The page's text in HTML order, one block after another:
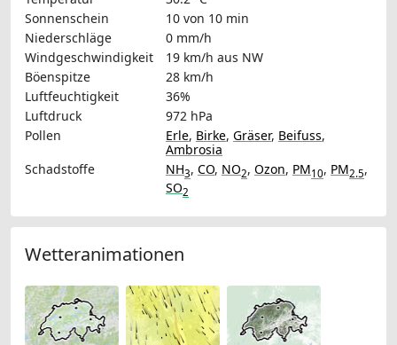
Sonnenschein
10 von 10 min
Niederschläge
0 mm/h
Windgeschwindigkeit
19 km/h aus NW
Böenspitze
28 km/h
Luftfeuchtigkeit
36%
Luftdruck
972 hPa
Pollen
Erle, Birke, Gräser, Beifuss,
Ambrosia
Schadstoffe
NH3, CO, NO2, Ozon, PM10, PM2.5,
SO2
Wetteranimationen